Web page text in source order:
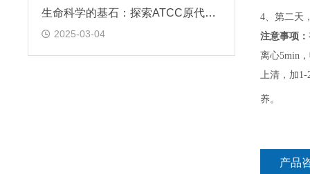
生命科学的基石：探索ATCC原代细胞的魅力
2025-03-04
4、 第二天
注意事项：
离心5min，
上清，加1-
养。
产品